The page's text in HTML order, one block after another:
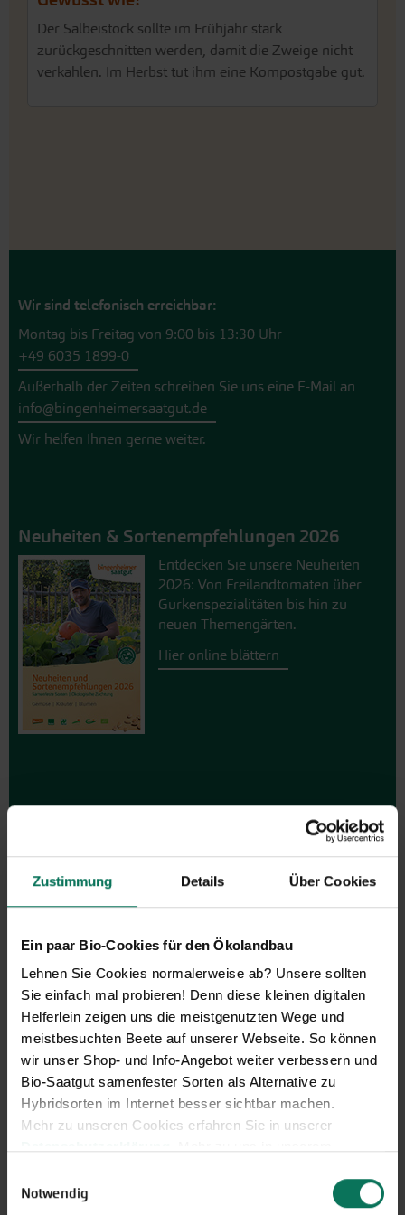
Zustimmung Details Über Cookies
Ein paar Bio-Cookies für den Ökolandbau
Lehnen Sie Cookies normalerweise ab? Unsere sollten
Sie einfach mal probieren! Denn diese kleinen digitalen
Helferlein zeigen uns die meistgenutzten Wege und
meistbesuchten Beete auf unserer Webseite. So können
wir unser Shop- und Info-Angebot weiter verbessern und
Bio-Saatgut samenfester Sorten als Alternative zu
Hybridsorten im Internet besser sichtbar machen.
Mehr zu unseren Cookies erfahren Sie in unserer
Sie können Ihre Einwilligung unter dem Link Cookie-
Notwendig
Der Salbeistock sollte im Frühjahr stark
zurückgeschnitten werden, damit die Zweige nicht
verkahlen. Im Herbst tut ihm eine Kompostgabe gut.
Wir sind telefonisch erreichbar:
Montag bis Freitag von 9:00 bis 13:30 Uhr
+49 6035 1899-0
Außerhalb der Zeiten schreiben Sie uns eine E-Mail an
info@bingenheimersaatgut.de
Wir helfen Ihnen gerne weiter.
Neuheiten & Sortenempfehlungen 2026
Entdecken Sie unsere Neuheiten
2026: Von Freilandtomaten über
Gurkenspezialitäten bis hin zu
neuen Themengärten.
Hier online blättern
Mit den GARTEN-Nachrichten
erhalten Sie aktuelle Informationen
und hilfreiche Tipps und Tricks für
Ihren Hobbygarten und Balkon.
Hier kostenlos anmelden
Gemüse